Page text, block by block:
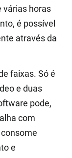
várias horas
é possível
através da
faixas. Só é
e duas
pode,
com
e